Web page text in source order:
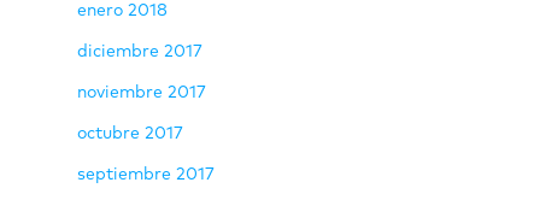
enero 2018
diciembre 2017
noviembre 2017
octubre 2017
septiembre 2017